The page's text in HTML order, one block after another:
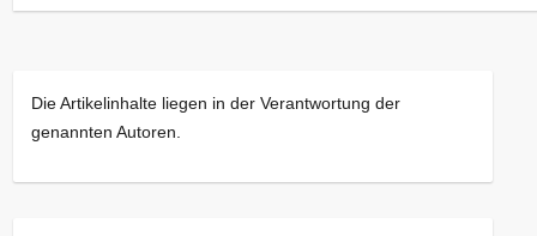
festen Gruppen besucht. Sobald Plätze in
diesen Gruppen frei werden, sind weitere
Die Artikelinhalte liegen in der Verantwortung der
genannten Autoren.